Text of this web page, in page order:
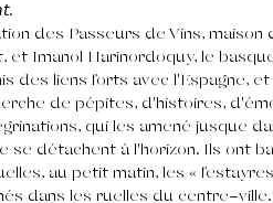
des Passeurs de Vins,
Imanol Harinordoquy, le
des liens forts avec l'Espagne,
de pépites, d'histoires,
qui les amené jusque
se détachent à l'horizon. Ils ont
au petit matin, les «
dans les ruelles du centre-